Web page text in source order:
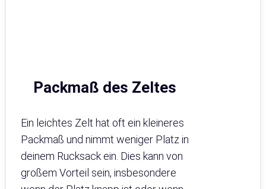
Packmaß des Zeltes
Ein leichtes Zelt hat oft ein kleineres
Packmaß und nimmt weniger Platz in
deinem Rucksack ein. Dies kann von
großem Vorteil sein, insbesondere